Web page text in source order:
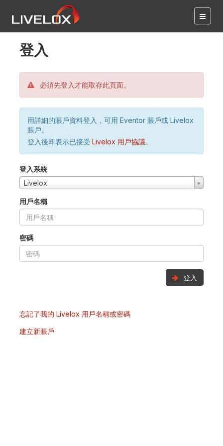
登入
必須先登入才能取存此頁面。
用詳細的賬戶資料登入，可用 Eventor 賬戶或 Livelox
賬戶。
登入後即表示已接受 Livelox 用戶協議。
登入系統
Livelox
用戶名稱
密碼
登入
忘記了我的 Livelox 用戶名稱或密碼
建立新賬戶